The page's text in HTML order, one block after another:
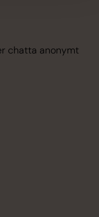
chatta anonymt